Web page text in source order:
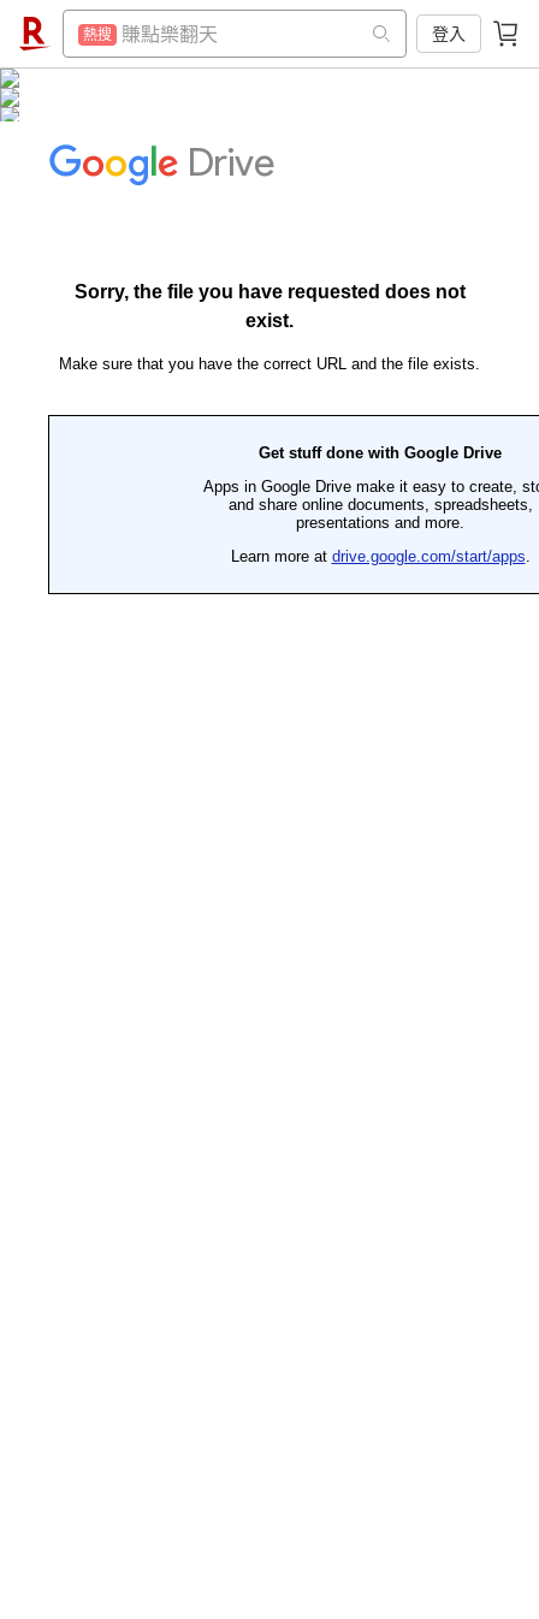
熱搜 賺點樂翻天
熱搜 電動牙刷
熱搜 電冰箱
熱搜 點數10%
登入
熱搜 299超取免運
熱搜 防颱專區
熱搜 床墊
電冰箱